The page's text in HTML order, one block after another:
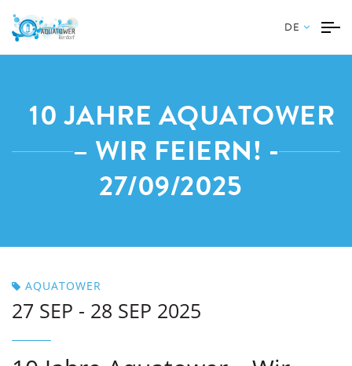
DE
10 JAHRE AQUATOWER
– WIR FEIERN! -
27/09/2025
AQUATOWER
27 SEP - 28 SEP 2025